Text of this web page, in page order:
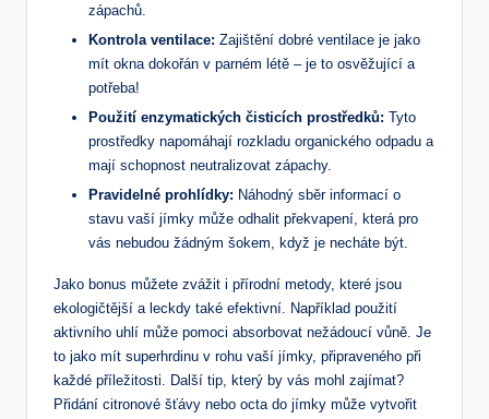
zápachů.
Kontrola ventilace: Zajištění dobré ventilace je jako
mít okna dokořán v parném létě – je to osvěžující a
potřeba!
Použití enzymatických čisticích prostředků: Tyto
prostředky napomáhají rozkladu organického odpadu a
mají schopnost neutralizovat zápachy.
Pravidelné prohlídky: Náhodný sběr informací o
stavu vaší jímky může odhalit překvapení, která pro
vás nebudou žádným šokem, když je necháte být.
Jako bonus můžete zvážit i přírodní metody, které jsou
ekologičtější a leckdy také efektivní. Například použití
aktivního uhlí může pomoci absorbovat nežádoucí vůně. Je
to jako mít superhrdinu v rohu vaší jímky, připraveného při
každé příležitosti. Další tip, který by vás mohl zajímat?
Přidání citronové šťávy nebo octa do jímky může vytvořit